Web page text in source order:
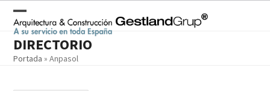
contentOpen
mobile
menu
Close
mobile
menu
DIRECTORIO
Portada »Anpasol